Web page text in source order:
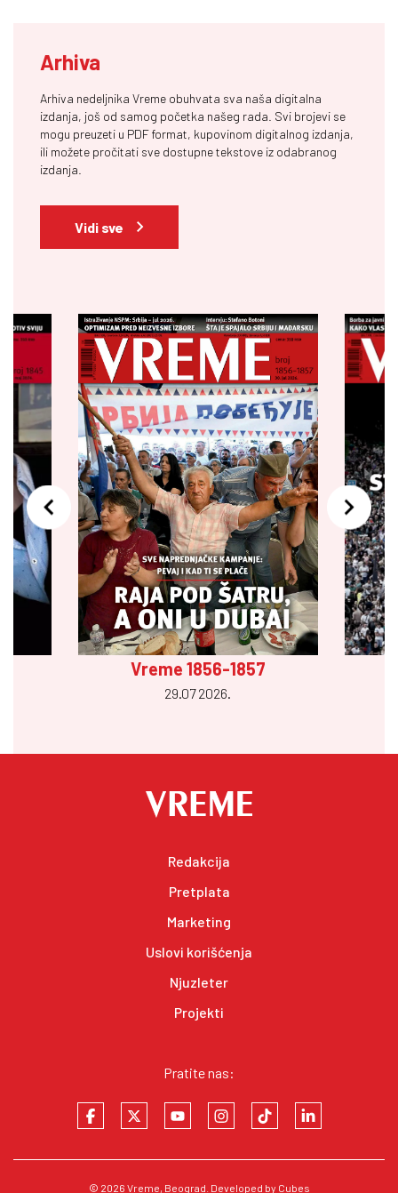
Arhiva
Arhiva nedeljnika Vreme obuhvata sva naša digitalna
izdanja, još od samog početka našeg rada. Svi brojevi se
mogu preuzeti u PDF format, kupovinom digitalnog izdanja,
ili možete pročitati sve dostupne tekstove iz odabranog
izdanja.
Vidi sve
Vreme 1856-1857
29.07 2026.
Redakcija
Pretplata
Marketing
Uslovi korišćenja
Njuzleter
Projekti
Pratite nas:
© 2026 Vreme, Beograd. Developed by Cubes